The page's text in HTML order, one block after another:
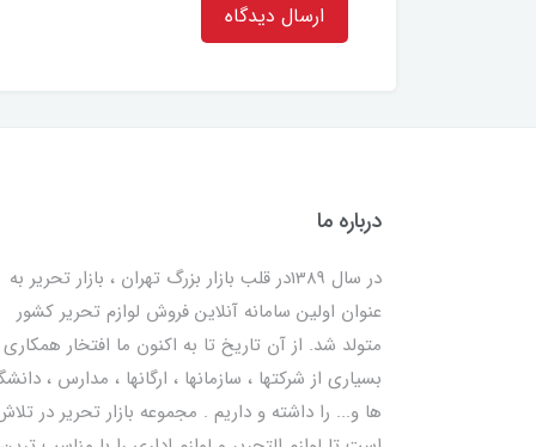
ارسال دیدگاه
درباره ما
در سال 1389در قلب بازار بزرگ تهران ، بازار تحریر به
عنوان اولین سامانه آنلاین فروش لوازم تحریر کشور
متولد شد. از آن تاریخ تا به اکنون ما افتخار همکاری
بسیاری از شرکتها ، سازمانها ، ارگانها ، مدارس ،
ها و... را داشته و داریم . مجموعه بازار تحریر در